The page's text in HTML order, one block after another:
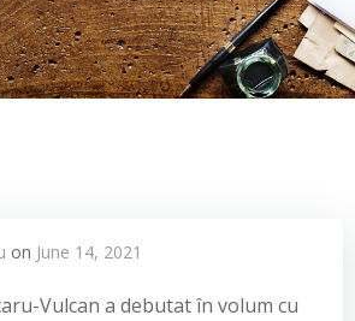
on June 14, 2021
Vulcan a debutat în volum cu